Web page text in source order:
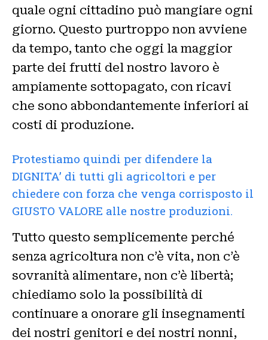
quale ogni cittadino può mangiare ogni
giorno. Questo purtroppo non avviene
da tempo, tanto che oggi la maggior
parte dei frutti del nostro lavoro è
ampiamente sottopagato, con ricavi
che sono abbondantemente inferiori ai
costi di produzione.
Protestiamo quindi per difendere la
DIGNITA’ di tutti gli agricoltori e per
chiedere con forza che venga corrisposto il
GIUSTO VALORE alle nostre produzioni.
Tutto questo semplicemente perché
senza agricoltura non c’è vita, non c’è
sovranità alimentare, non c’è libertà;
chiediamo solo la possibilità di
continuare a onorare gli insegnamenti
dei nostri genitori e dei nostri nonni,